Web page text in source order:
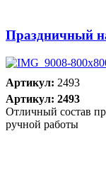
Праздничный
Артикул: 2493
Артикул: 2493
Отличный состав
ручной работы